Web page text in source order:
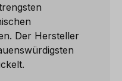
Der Hersteller